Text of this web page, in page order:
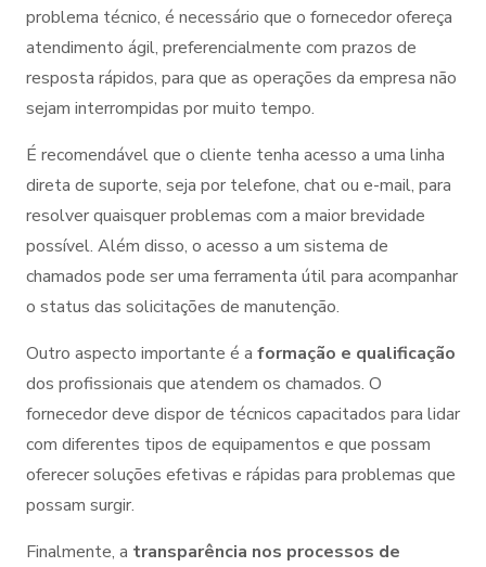
problema técnico, é necessário que o fornecedor ofereça
atendimento ágil, preferencialmente com prazos de
resposta rápidos, para que as operações da empresa não
sejam interrompidas por muito tempo.
É recomendável que o cliente tenha acesso a uma linha
direta de suporte, seja por telefone, chat ou e-mail, para
resolver quaisquer problemas com a maior brevidade
possível. Além disso, o acesso a um sistema de
chamados pode ser uma ferramenta útil para acompanhar
o status das solicitações de manutenção.
Outro aspecto importante é a formação e qualificação
dos profissionais que atendem os chamados. O
fornecedor deve dispor de técnicos capacitados para lidar
com diferentes tipos de equipamentos e que possam
oferecer soluções efetivas e rápidas para problemas que
possam surgir.
Finalmente, a transparência nos processos de